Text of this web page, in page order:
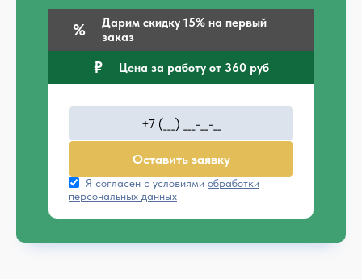
Дарим скидку 15% на первый
заказ
Цена за работу от 360 руб
Оставить заявку
Я согласен с условиями обработки
персональных данных